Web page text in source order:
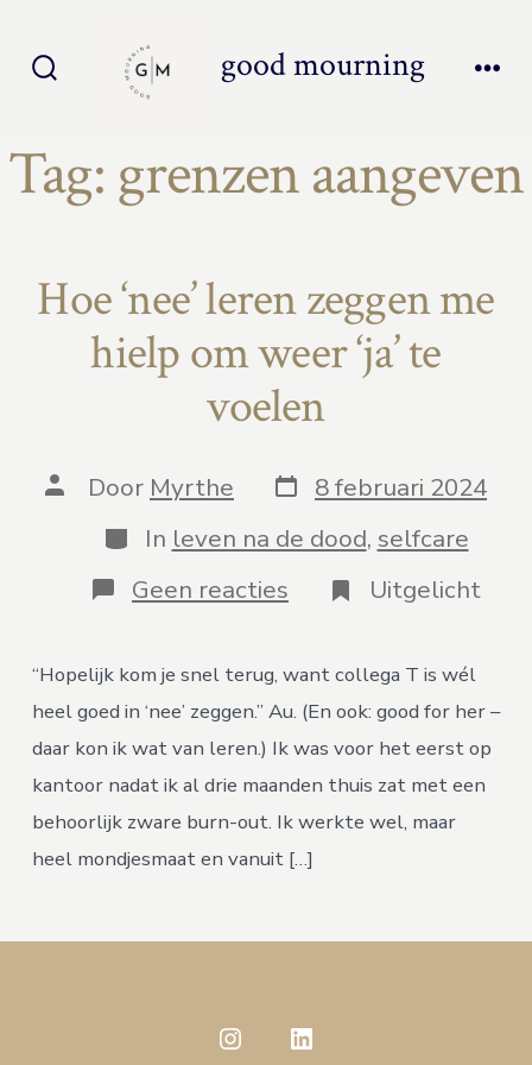
overslaan
good mourning
Tag: grenzen aangeven
Hoe ‘nee’ leren zeggen me
hielp om weer ‘ja’ te
voelen
Auteur
bericht
Door Myrthe Berichtdatum
8 februari 2024
Categorieën
In leven na de dood, selfcare
Geen reacties
Hoe
leren
zeggen
me
hielp
om
weer
‘ja’
te
voelen
Uitgelicht
“Hopelijk kom je snel terug, want collega T is wél
heel goed in ‘nee’ zeggen.” Au. (En ook: good for her –
daar kon ik wat van leren.) Ik was voor het eerst op
kantoor nadat ik al drie maanden thuis zat met een
behoorlijk zware burn-out. Ik werkte wel, maar
heel mondjesmaat en vanuit […]
Open Open